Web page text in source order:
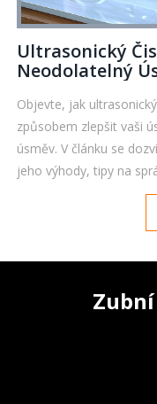
Ultrasonický
Neodolatelný
Objevte, jak
způsobem zlepšit vaši
úsměv. V článku se
jeho výhody, tipy na
nenahraditelnou
nebyla nikdy snazší ani